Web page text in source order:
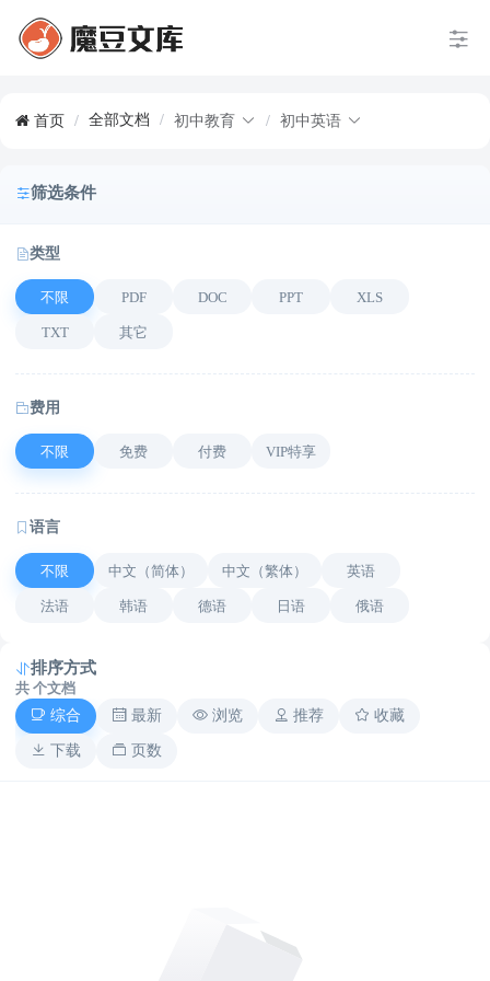
首页 / 全部文档 / 初中教育 / 初中英语
筛选条件
类型
不限 PDF DOC PPT XLS
TXT 其它
费用
不限 免费 付费 VIP特享
语言
不限 中文（简体） 中文（繁体） 英语
法语 韩语 德语 日语 俄语
排序方式
共 个文档
综合
最新 浏览 推荐 收藏
下载 页数